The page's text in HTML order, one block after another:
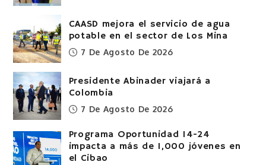
CAASD mejora el servicio de agua
potable en el sector de Los Mina
7 De Agosto De 2026
Presidente Abinader viajará a
Colombia
7 De Agosto De 2026
Programa Oportunidad 14-24
impacta a más de 1,000 jóvenes en
el Cibao